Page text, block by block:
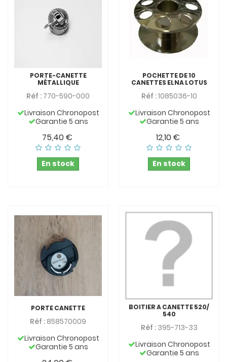
PORTE-CANETTE
MÉTALLIQUE
Réf : 770-590-000
Livraison Chronopost
Garantie 5 ans
75,40 €
En stock
POCHETTE DE 10
CANETTES ELNA LOTUS
Réf :1085036-10
Livraison Chronopost
Garantie 5 ans
12,10 €
En stock
PORTE CANETTE
Réf : 858570009
Livraison Chronopost
Garantie 5 ans
BOITIER A CANETTE 520/
540
Réf :395-713-33
Livraison Chronopost
Garantie 5 ans